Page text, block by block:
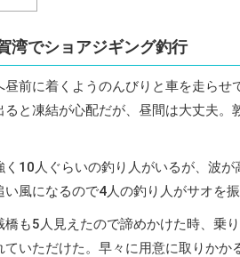
湾でショアジギング釣行
昼前に着くようのんびりと車を走らせ
ると凍結が心配だが、昼間は大丈夫
く10人ぐらいの釣り人がいるが、波
い風になるので4人の釣り人がサオを振
橋も5人見えたので諦めかけた時、乗
ていただけた。早々に用意に取りかか